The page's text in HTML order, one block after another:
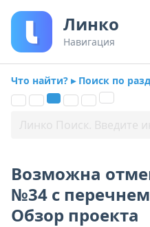
Линко
Навигация
Что найти? ▸ Поиск по
Возможна
№34 с
Обзор проекта